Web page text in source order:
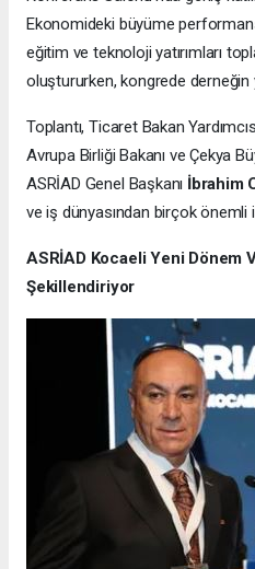
Ekonomideki büyüme
eğitim ve teknoloji yatırımları
oluştururken, kongrede
Toplantı, Ticaret Bakan
Avrupa Birliği Bakanı ve Çekya
ASRİAD Genel Başkanı İbrahim
ve iş dünyasından birçok önemli
ASRİAD Kocaeli Yeni Dönem
Şekillendiriyor